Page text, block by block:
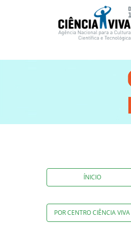
ÍNICIO
POR CENTRO CIÊNCIA VIVA